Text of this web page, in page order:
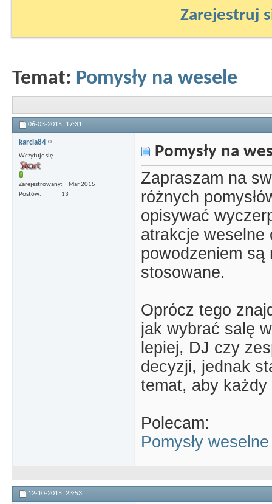
Zarejestruj
Temat: Pomysły na wesele
06-03-2015, 17:31
karcia84
Wczytuje się
Zarejestrowany
Mar 2015
Postów
13
Pomysły na
Zapraszam na
różnych
opisywać
atrakcje weselne
powodzeniem są
stosowane.
Oprócz tego
jak wybrać salę
lepiej, DJ czy
decyzji, jednak
temat, aby każdy
Polecam:
Pomysły
12-10-2015, 23:53